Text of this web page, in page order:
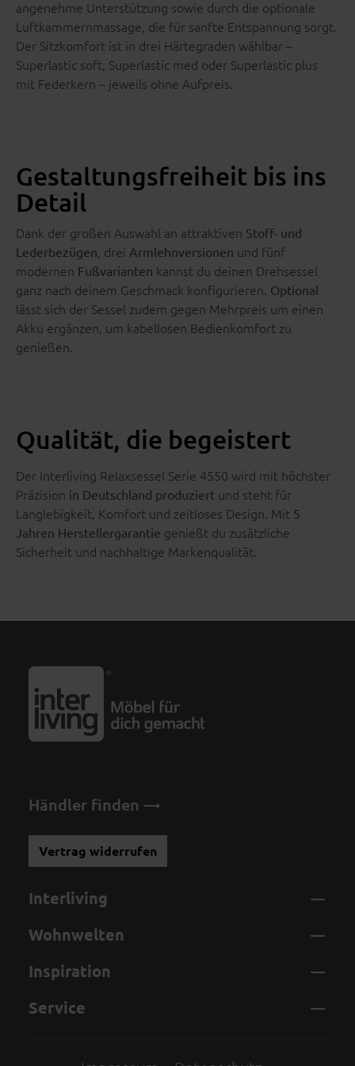
angenehme Unterstützung sowie durch die optionale
Luftkammernmassage, die für sanfte Entspannung sorgt.
Der Sitzkomfort ist in drei Härtegraden wählbar –
Superlastic soft, Superlastic med oder Superlastic plus
mit Federkern – jeweils ohne Aufpreis.
Gestaltungsfreiheit bis ins
Detail
Dank der großen Auswahl an attraktiven Stoff- und
Lederbezügen, drei Armlehnversionen und fünf
modernen Fußvarianten kannst du deinen Drehsessel
ganz nach deinem Geschmack konfigurieren. Optional
lässt sich der Sessel zudem gegen Mehrpreis um einen
Akku ergänzen, um kabellosen Bedienkomfort zu
genießen.
Qualität, die begeistert
Der Interliving Relaxsessel Serie 4550 wird mit höchster
Präzision in Deutschland produziert und steht für
Langlebigkeit, Komfort und zeitloses Design. Mit 5
Jahren Herstellergarantie genießt du zusätzliche
Sicherheit und nachhaltige Markenqualität.
Händler finden
Vertrag widerrufen
Interliving
Wohnwelten
Inspiration
Service